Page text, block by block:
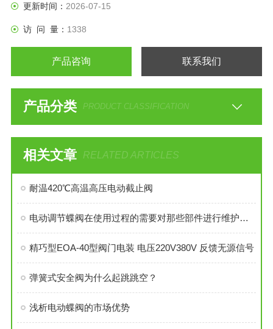
更新时间： 2026-07-15
访 问 量： 1338
产品咨询 联系我们
产品分类 PRODUCT CLASSIFICATION
相关文章 RELATED ARTICLES
耐温420℃高温高压电动截止阀
电动调节蝶阀在使用过程的需要对那些部件进行维护和保养
精巧型EOA-40型阀门电装 电压220V380V 反馈无源信号
弹簧式安全阀为什么起跳跳空？
浅析电动蝶阀的市场优势